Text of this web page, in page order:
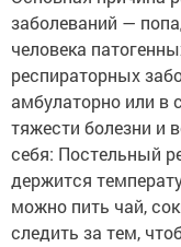
заболеваний —
человека
респираторных
амбулаторно или в
тяжести болезни и
себя: Постельный
держится
можно пить чай,
следить за тем,